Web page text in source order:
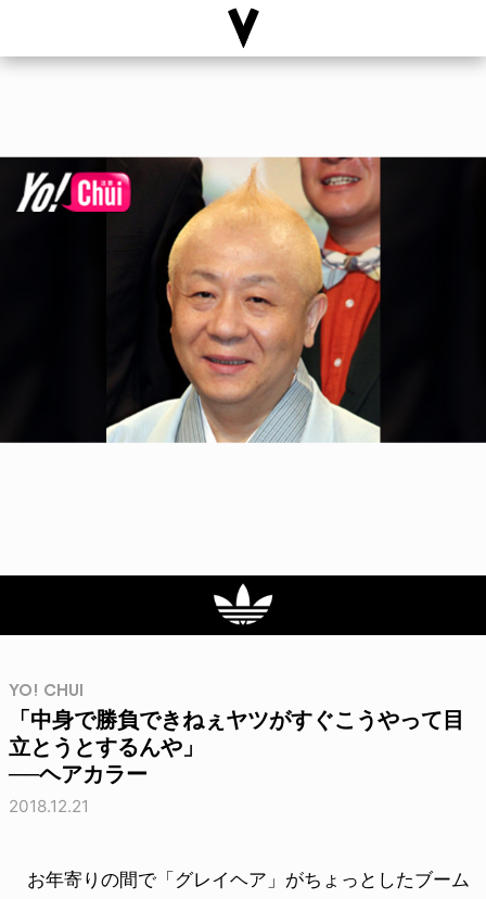
YO! CHUI
「中身で勝負できねぇヤツがすぐこうやって目
立とうとするんや」
──ヘアカラー
2018.12.21
お年寄りの間で「グレイヘア」がちょっとしたブーム